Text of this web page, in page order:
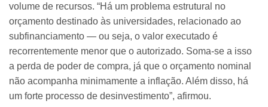
volume de recursos. “Há um problema estrutural no
orçamento destinado às universidades, relacionado ao
subfinanciamento — ou seja, o valor executado é
recorrentemente menor que o autorizado. Soma-se a isso
a perda de poder de compra, já que o orçamento nominal
não acompanha minimamente a inflação. Além disso, há
um forte processo de desinvestimento”, afirmou.